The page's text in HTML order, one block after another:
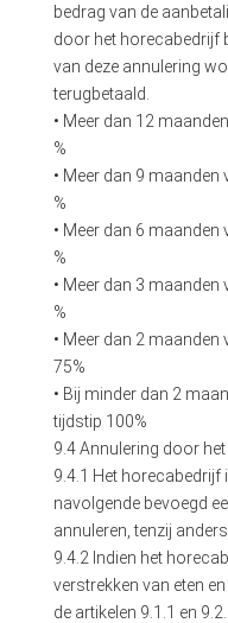
bedrag van de
door het horecabedrijf
van deze annulering
terugbetaald.
• Meer dan 12
%
• Meer dan 9
%
• Meer dan 6
%
• Meer dan 3
%
• Meer dan 2
75%
• Bij minder dan 2
tijdstip 100%
9.4 Annulering door
9.4.1 Het
navolgende bevoegd
annuleren, tenzij
9.4.2 Indien het
verstrekken van eten
de artikelen 9.1.1 en